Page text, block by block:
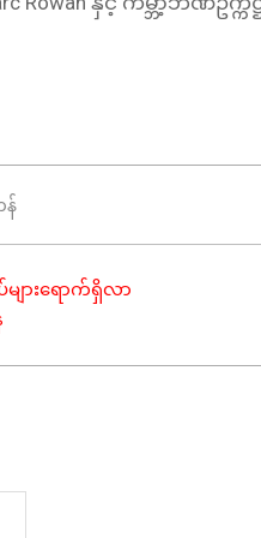
န်
ျားရောက်ရှိလာ